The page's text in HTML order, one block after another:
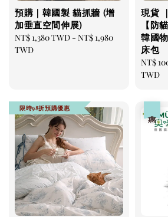
瀏覽更多
預購｜韓國製 貓抓牆 (增
加垂直空間伸展)
Regular
price
NT$ 1,380 TWD - NT$ 1,980
TWD
現貨
【防
韓國
床包
price
NT$
TWD
限時98折預購優惠